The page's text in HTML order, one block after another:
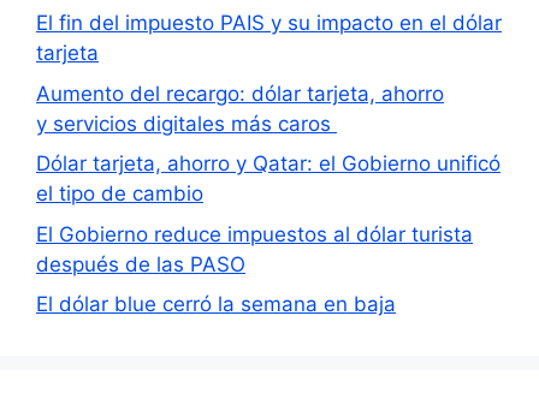
El fin del impuesto PAIS y su impacto en el dólar
tarjeta
Aumento del recargo: dólar tarjeta, ahorro
y servicios digitales más caros
Dólar tarjeta, ahorro y Qatar: el Gobierno unificó
el tipo de cambio
El Gobierno reduce impuestos al dólar turista
después de las PASO
El dólar blue cerró la semana en baja